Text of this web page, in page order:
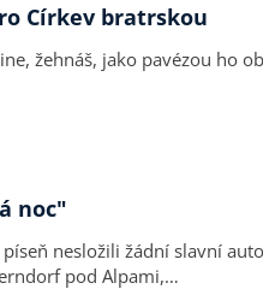
Církev bratrskou
žehnáš, jako pavézou ho
noc"
nesložili žádní slavní
pod Alpami,…